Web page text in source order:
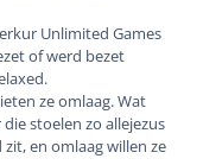
Unlimited Games
of werd bezet
ze omlaag. Wat
stoelen zo allejezus
en omlaag willen ze